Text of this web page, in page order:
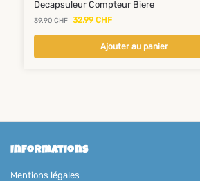
Decapsuleur Compteur Biere
39.90CHF 32.99 CHF
Ajouter au panier
Informations
Mentions légales